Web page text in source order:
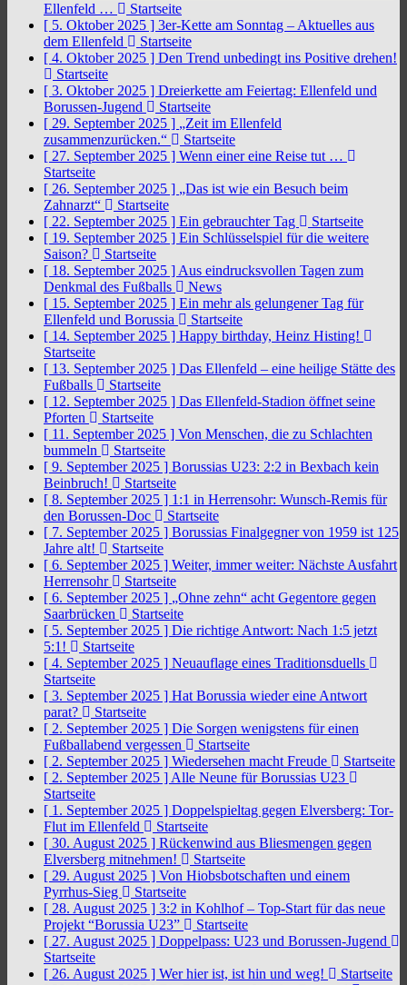
Ellenfeld …
Startseite
[ 5. Oktober 2025 ] 3er-Kette am Sonntag – Aktuelles aus
dem Ellenfeld
Startseite
[ 4. Oktober 2025 ] Den Trend unbedingt ins Positive drehen!
Startseite
[ 3. Oktober 2025 ] Dreierkette am Feiertag: Ellenfeld und
Borussen-Jugend
Startseite
[ 29. September 2025 ] „Zeit im Ellenfeld
zusammenzurücken.“
Startseite
[ 27. September 2025 ] Wenn einer eine Reise tut …
Startseite
[ 26. September 2025 ] „Das ist wie ein Besuch beim
Zahnarzt“
Startseite
[ 22. September 2025 ] Ein gebrauchter Tag
Startseite
[ 19. September 2025 ] Ein Schlüsselspiel für die weitere
Saison?
Startseite
[ 18. September 2025 ] Aus eindrucksvollen Tagen zum
Denkmal des Fußballs
News
[ 15. September 2025 ] Ein mehr als gelungener Tag für
Ellenfeld und Borussia
Startseite
[ 14. September 2025 ] Happy birthday, Heinz Histing!
Startseite
[ 13. September 2025 ] Das Ellenfeld – eine heilige Stätte des
Fußballs
Startseite
[ 12. September 2025 ] Das Ellenfeld-Stadion öffnet seine
Pforten
Startseite
[ 11. September 2025 ] Von Menschen, die zu Schlachten
bummeln
Startseite
[ 9. September 2025 ] Borussias U23: 2:2 in Bexbach kein
Beinbruch!
Startseite
[ 8. September 2025 ] 1:1 in Herrensohr: Wunsch-Remis für
den Borussen-Doc
Startseite
[ 7. September 2025 ] Borussias Finalgegner von 1959 ist 125
Jahre alt!
Startseite
[ 6. September 2025 ] Weiter, immer weiter: Nächste Ausfahrt
Herrensohr
Startseite
[ 6. September 2025 ] „Ohne zehn“ acht Gegentore gegen
Saarbrücken
Startseite
[ 5. September 2025 ] Die richtige Antwort: Nach 1:5 jetzt
5:1!
Startseite
[ 4. September 2025 ] Neuauflage eines Traditionsduells
Startseite
[ 3. September 2025 ] Hat Borussia wieder eine Antwort
parat?
Startseite
[ 2. September 2025 ] Die Sorgen wenigstens für einen
Fußballabend vergessen
Startseite
[ 2. September 2025 ] Wiedersehen macht Freude
Startseite
[ 2. September 2025 ] Alle Neune für Borussias U23
Startseite
[ 1. September 2025 ] Doppelspieltag gegen Elversberg: Tor-
Flut im Ellenfeld
Startseite
[ 30. August 2025 ] Rückenwind aus Bliesmengen gegen
Elversberg mitnehmen!
Startseite
[ 29. August 2025 ] Von Hiobsbotschaften und einem
Pyrrhus-Sieg
Startseite
[ 28. August 2025 ] 3:2 in Kohlhof – Top-Start für das neue
Projekt “Borussia U23”
Startseite
[ 27. August 2025 ] Doppelpass: U23 und Borussen-Jugend
Startseite
[ 26. August 2025 ] Wer hier ist, ist hin und weg!
Startseite